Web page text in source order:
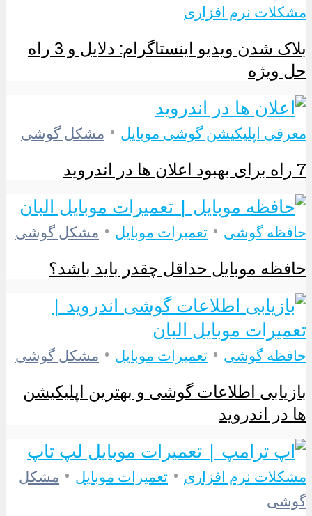
مشکلات نرم افزاری
بلاک شدن ویدیو اینستاگرام: دلایل و 3 راه
حل ویژه
معرفی اپلیکیشن گوشی موبایل • مشکل گوشی
7 راه برای بهبود اعلان ها در اندروید
حافظه گوشی • تعمیرات موبایل • مشکل گوشی
حافظه موبایل حداقل چقدر باید باشد؟
حافظه گوشی • تعمیرات موبایل • مشکل گوشی
بازیابی اطلاعات گوشی و بهترین اپلیکیشن
ها در اندروید
مشکلات نرم افزاری • تعمیرات موبایل • مشکل
گوشی